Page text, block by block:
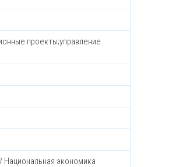
проекты;управление
Национальная экономика